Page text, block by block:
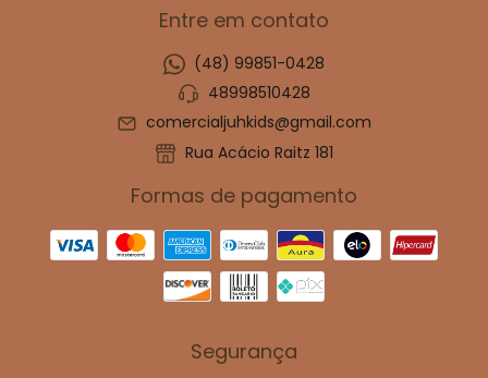
Entre em contato
(48) 99851-0428
48998510428
comercialjuhkids@gmail.com
Rua Acácio Raitz 181
Formas de pagamento
Segurança